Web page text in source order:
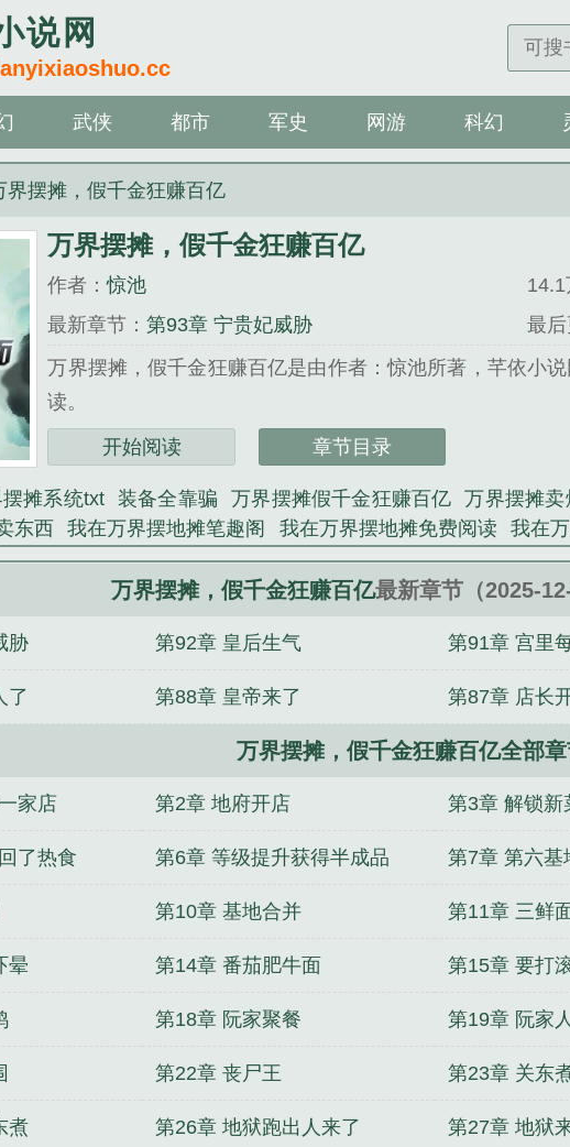
说网
武侠 都市 军史 网游 科幻
界摆摊，假千金狂赚百亿
万界摆摊，假千金狂赚百亿
作者：惊池
最新章节：第93章 宁贵妃威胁
最
万界摆摊，假千金狂赚百亿是由作者：惊池所著，芊依小
读。
三秒记住本站：芊依小说网 网址：www.qianyixiaoshuo.cc...
《万界摆摊，假千金狂赚百亿》是惊池精心创作的玄幻类小
开始阅读 章节目录
摊系统txt 装备全靠骗 万界摆摊假千金狂赚百亿 万界摆摊卖
东西 我在万界摆地摊笔趣阁 我在万界摆地摊免费阅读 我在
烤 万界摆地摊 我在万界摆摊卖烧烤 万界卖东西的 万界贩卖
工厂牛马历险记 从青楼萌妹到乞儿国风主 截竭劫
许进化出奇怪的东西！ 穿越万界：神功自动满级 我在玄幻世
万界摆摊，假千金狂赚百亿最新章节（2025-
胁 第92章 皇后生气 第91章 宫里
了 第88章 皇帝来了 第87章 店长
万界摆摊，假千金狂赚百亿全部
家店 第2章 地府开店 第3章 解锁新
了热食 第6章 等级提升获得半成品 第7章 第六基
第10章 基地合并 第11章 三鲜
晕 第14章 番茄肥牛面 第15章 要打
第18章 阮家聚餐 第19章 阮家
第22章 丧尸王 第23章 关东
煮 第26章 地狱跑出人来了 第27章 地狱